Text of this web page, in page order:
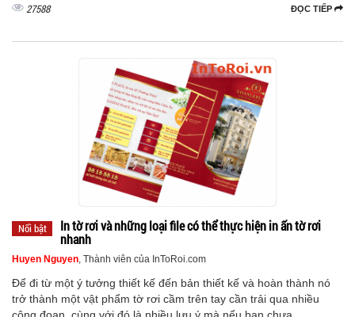
ĐỌC TIẾP
27588
Nổi bật
In tờ rơi và những loại file có thể thực hiện in ấn tờ rơi
nhanh
Huyen Nguyen , Thành viên của InToRoi.com
Để đi từ một ý tưởng thiết kế đến bản thiết kế và hoàn thành nó
trở thành một vật phẩm tờ rơi cầm trên tay cần trải qua nhiều
công đoạn, cùng với đó là nhiều lưu ý mà nếu bạn chưa...